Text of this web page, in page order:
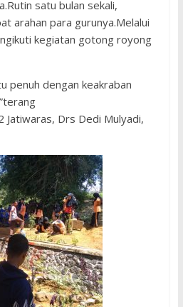
satu bulan sekali,
arahan para gurunya.Melalui
kegiatan gotong royong
penuh dengan keakraban
Jatiwaras, Drs Dedi Mulyadi,